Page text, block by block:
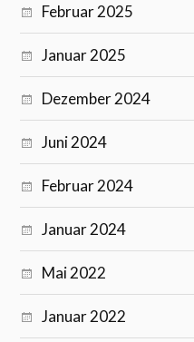
Februar 2025
Januar 2025
Dezember 2024
Juni 2024
Februar 2024
Januar 2024
Mai 2022
Januar 2022